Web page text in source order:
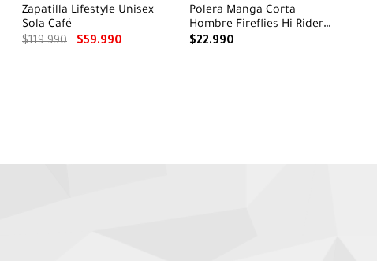
Zapatilla Lifestyle Unisex
Sola Café
$119.990 $59.990
Polera Manga Corta
Hombre Fireflies Hi Rider
Blanco Merrell
$22.990